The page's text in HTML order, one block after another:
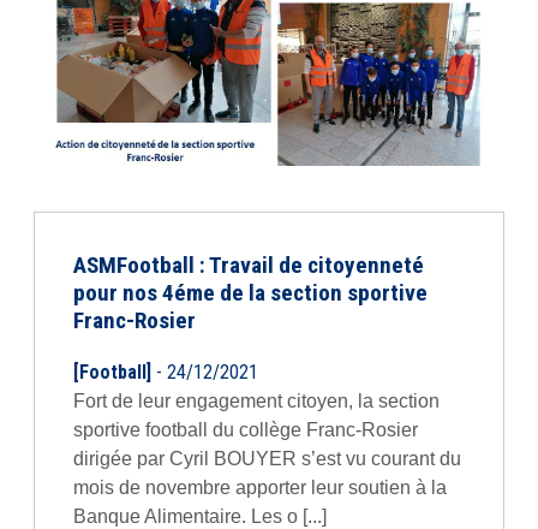
ASMFootball : Travail de citoyenneté
pour nos 4éme de la section sportive
Franc-Rosier
[Football] - 24/12/2021
Fort de leur engagement citoyen, la section
sportive football du collège Franc-Rosier
dirigée par Cyril BOUYER s’est vu courant du
mois de novembre apporter leur soutien à la
Banque Alimentaire. Les o [...]